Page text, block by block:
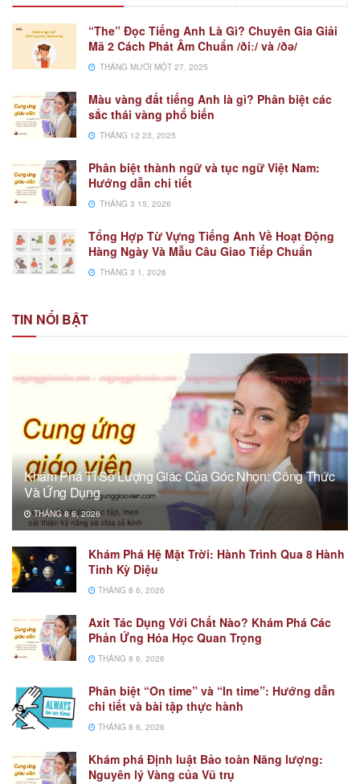
“The” Đọc Tiếng Anh Là Gì? Chuyên Gia Giải
Mã 2 Cách Phát Âm Chuẩn /ðiː/ và /ðə/
THÁNG MƯỜI MỘT 27, 2025
Màu vàng đất tiếng Anh là gì? Phân biệt các
sắc thái vàng phổ biến
THÁNG 12 23, 2025
Phân biệt thành ngữ và tục ngữ Việt Nam:
Hướng dẫn chi tiết
THÁNG 3 15, 2026
Tổng Hợp Từ Vựng Tiếng Anh Về Hoạt Động
Hàng Ngày Và Mẫu Câu Giao Tiếp Chuẩn
THÁNG 3 1, 2026
TIN NỔI BẬT
Khám Phá Tỉ Số Lượng Giác Của Góc Nhọn: Công Thức
Và Ứng Dụng
THÁNG 8 6, 2026
Khám Phá Hệ Mặt Trời: Hành Trình Qua 8 Hành
Tinh Kỳ Diệu
THÁNG 8 6, 2026
Axit Tác Dụng Với Chất Nào? Khám Phá Các
Phản Ứng Hóa Học Quan Trọng
THÁNG 8 6, 2026
Phân biệt “On time” và “In time”: Hướng dẫn
chi tiết và bài tập thực hành
THÁNG 8 6, 2026
Khám phá Định luật Bảo toàn Năng lượng:
Nguyên lý Vàng của Vũ trụ